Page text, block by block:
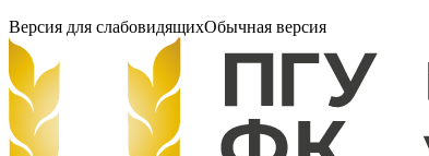
Версия для слабовидящихОбычная версия